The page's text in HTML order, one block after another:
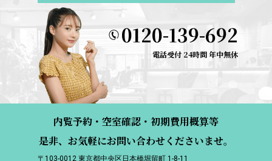
0120-139-692
電話受付 24時間 年中無休
内覧予約・空室確認・初期費用概算等
是非、お気軽にお問い合わせくださいませ。
〒103-0012 東京都中央区日本橋堀留町 1-8-11